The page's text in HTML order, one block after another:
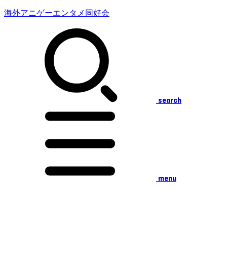
海外アニゲーエンタメ同好会
search
menu